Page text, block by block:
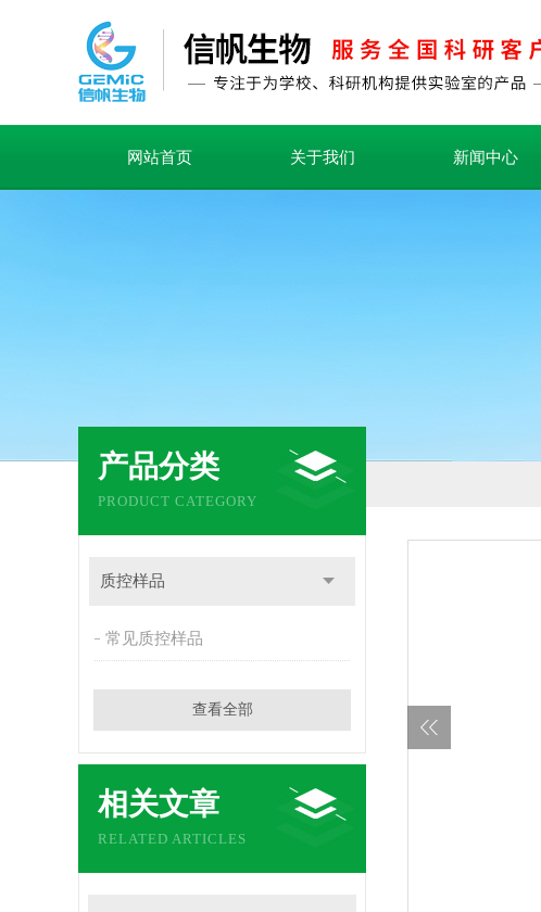
网站首页 关于我们 新闻中心
产品分类
PRODUCT CATEGORY
质控样品
常见质控样品
查看全部
相关文章
RELATED ARTICLES